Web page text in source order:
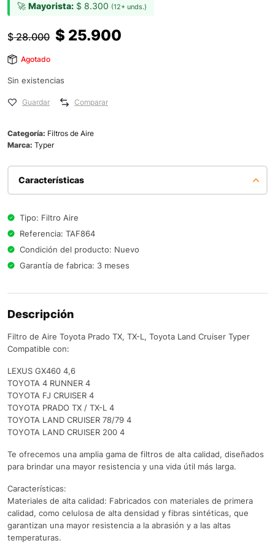
🚀 Mayorista: $ 8.300 (12+ unds.)
$28.000 $ 25.900
Agotado
Sin existencias
Guardar Comparar
Categoría: Filtros de Aire
Marca: Typer
Características
Tipo: Filtro Aire
Referencia: TAF864
Condición del producto: Nuevo
Garantía de fabrica: 3 meses
Descripción
Filtro de Aire Toyota Prado TX, TX-L, Toyota Land Cruiser Typer
Compatible con:
LEXUS GX460 4,6
TOYOTA 4 RUNNER 4
TOYOTA FJ CRUISER 4
TOYOTA PRADO TX / TX-L 4
TOYOTA LAND CRUISER 78/79 4
TOYOTA LAND CRUISER 200 4
Te ofrecemos una amplia gama de filtros de alta calidad, diseñados
para brindar una mayor resistencia y una vida útil más larga.
Características:
Materiales de alta calidad: Fabricados con materiales de primera
calidad, como celulosa de alta densidad y fibras sintéticas, que
garantizan una mayor resistencia a la abrasión y a las altas
temperaturas.